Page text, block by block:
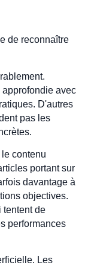
de reconnaître
avec
D'autres
pas les
contenu
portant sur
davantage à
objectives.
tentent de
performances
Les